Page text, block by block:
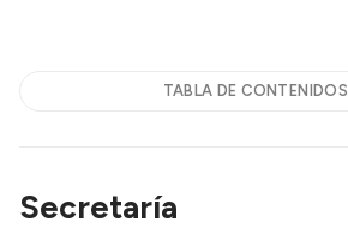
TABLA DE CONTENIDOS
Secretaría